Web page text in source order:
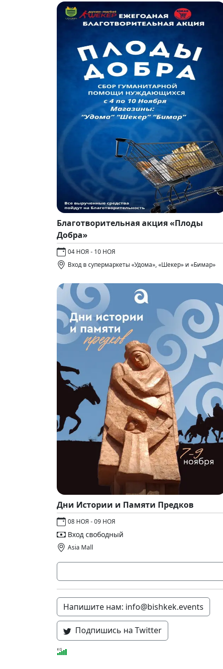
Благотворительная акция «Плоды
Добра»
04 НОЯ - 10 НОЯ
Вход в супермаркеты «Удома», «Шекер» и «Бимар»
Дни Истории и Памяти Предков
08 НОЯ - 09 НОЯ
Вход свободный
Asia Mall
Напишите нам: info@bishkek.events
Подпишись на Twitter